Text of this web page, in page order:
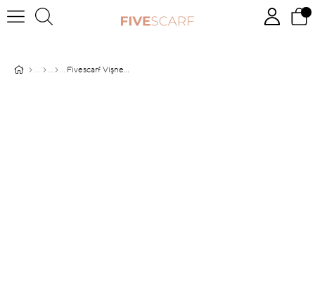
Fivescarf Vişne Etnik Desen Comfort Line Şal